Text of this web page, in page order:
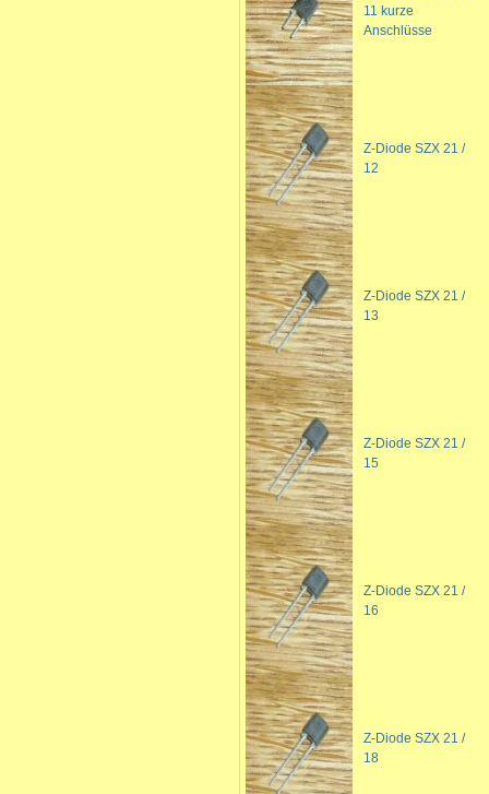
11 kurze
Anschlüsse
Z-Diode SZX 21 /
12
Z-Diode SZX 21 /
13
Z-Diode SZX 21 /
15
Z-Diode SZX 21 /
16
Z-Diode SZX 21 /
18